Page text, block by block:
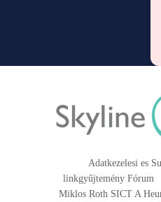
Adatkezelesi es
linkgyűjtemény Fórum
Miklos Roth SICT A